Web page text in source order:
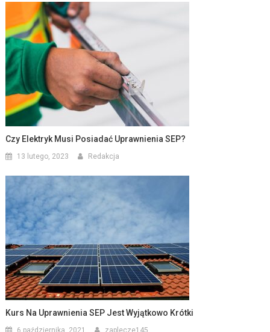
Czy Elektryk Musi Posiadać Uprawnienia SEP?
13 lutego, 2023 Redakcja
Kurs Na Uprawnienia SEP Jest Wyjątkowo Krótki
6 października, 2021 zaplecze145